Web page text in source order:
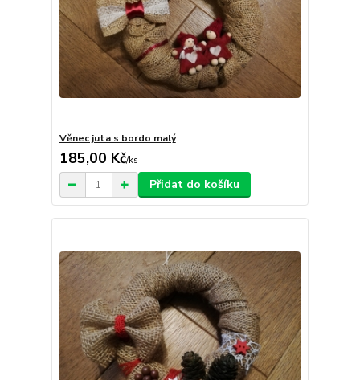
Věnec juta s bordo malý
185,00 Kč/ks
Přidat do košíku